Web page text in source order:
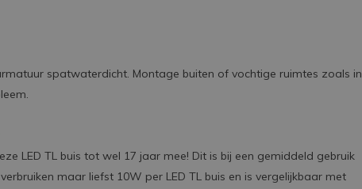
spatwaterdicht. Montage buiten of vochtige ruimtes zoals in
LED TL buis tot wel 17 jaar mee! Dit is bij een gemiddeld gebruik
maar liefst 10W per LED TL buis en is vergelijkbaar met